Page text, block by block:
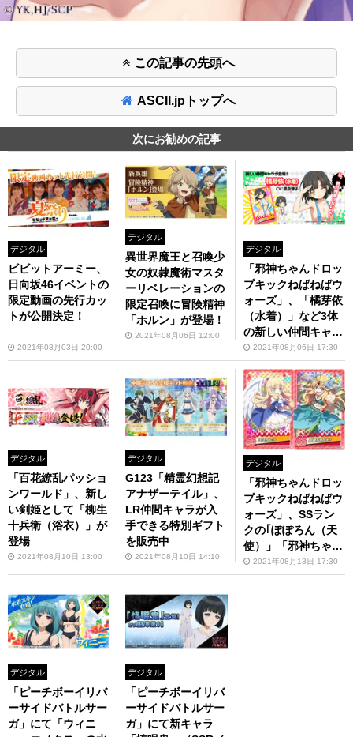
この記事の先頭へ
ASCII.jpトップへ
次にお勧めの記事
デジタル
ビビットアーミー、
日向坂46イベントの
限定動画の先行カッ
トが公開決定！
2021年08月03日 20:00
デジタル
異世界魔王と召喚少
女の奴隷魔術マスタ
ーリベレーションの
限定召喚に冒険精神
「ホルン」が登場！
2021年08月06日 12:00
デジタル
「邪神ちゃんドロッ
プキックねばねばウ
ォーズ」、「橘芽依
（水着）」など3体
の新しい仲間キャラ
を実装
2021年08月06日 17:30
デジタル
「百花繚乱パッショ
ンワールド」、新し
い剣姫として「柳生
十兵衛（浴衣）」が
登場
2021年08月10日 13:00
デジタル
G123「精霊幻想記
アナザーテイル」、
LR仲間キャラが入
手できる特別ギフト
を販売中
2021年08月10日 14:10
デジタル
「邪神ちゃんドロッ
プキックねばねばウ
ォーズ」、SSラン
クの｢ぽぽろん（天
使）」「邪神ちゃん
（踊り子）」のピッ
クアップ召喚を開始
2021年08月13日 17:30
デジタル
「ピーチボーイリバ
ーサイドバトルサー
ガ」にて「ウィニ
デジタル
「ピーチボーイリバ
ーサイドバトルサー
ガ」にて新キャラ